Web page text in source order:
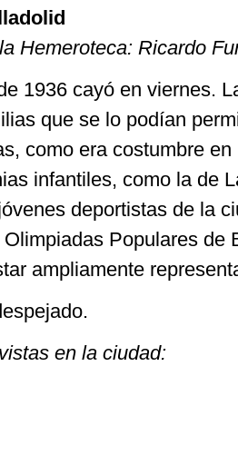
Hemeroteca: Ricardo
1936 cayó en viernes.
que se lo podían
como era costumbre
infantiles, como la de
deportistas de la
Populares de
ampliamente
en la ciudad: